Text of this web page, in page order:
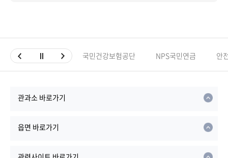
국민건강보험공단 NPS국민연금 안
관과소 바로가기
읍면 바로가기